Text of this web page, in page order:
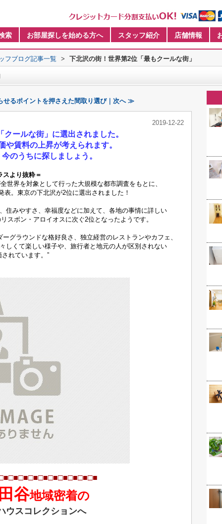
索 お部屋探しを始める方へ スタッフ紹介 店舗情報
フブログ記事一覧 > 下北沢の街！世界第2位「最もクールな街」
せるポイントを押さえた間取り選び｜次へ ≫
2019-12-22
ールな街」に選出されました。
賃料の上昇が考えられます。
のうちに探しましょう。
スより抜粋＝
世界を対象として行った大規模な都市調査をもとに、
表。東京の下北沢が2位に選出されました！
住みやすさ、幸福度などに加えて、各地の事情に詳しい
スボン・アロイオスに次ぐ2位となったようです。
グラウンドな格好良さ、独立経営のレストランやカフェ、
しくて楽しい様子や、旅行者と地元の人が区別されない
れています。”
□■□■
谷地域密着の
ウスコレクションへ